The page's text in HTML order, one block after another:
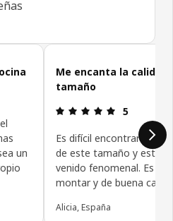
de 5 estrellas. Revisiones totales: 131
5 estrellas.
un
Me encanta la calidad
tamaño
Reseña: 5
5
Es difícil encontrar un
de este tamaño y este
venido fenomenal. Es
montar y de buena
Alicia, España